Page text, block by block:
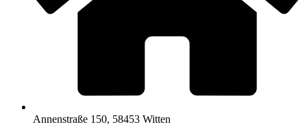
Annenstraße 150, 58453 Witten